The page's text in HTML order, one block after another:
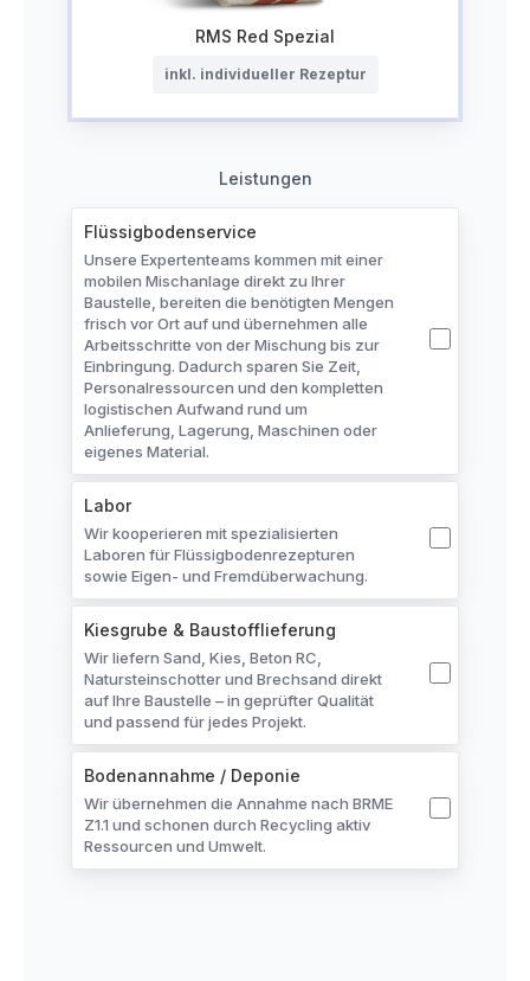
RMS Red Spezial
inkl. individueller Rezeptur
3
Palettenware
100 x 25kg
Big Pack
2.500kg
Lose Ware
2.500kg
Leistungen
Flüssigbodenservice
Unsere Expertenteams kommen mit einer
mobilen Mischanlage direkt zu Ihrer
Baustelle, bereiten die benötigten Mengen
frisch vor Ort auf und übernehmen alle
Arbeitsschritte von der Mischung bis zur
Einbringung. Dadurch sparen Sie Zeit,
Personalressourcen und den kompletten
logistischen Aufwand rund um
Anlieferung, Lagerung, Maschinen oder
eigenes Material.
Labor
Wir kooperieren mit spezialisierten
Laboren für Flüssigbodenrezepturen
sowie Eigen- und Fremdüberwachung.
Kiesgrube & Baustofflieferung
Wir liefern Sand, Kies, Beton RC,
Natursteinschotter und Brechsand direkt
auf Ihre Baustelle – in geprüfter Qualität
und passend für jedes Projekt.
Bodenannahme / Deponie
Wir übernehmen die Annahme nach BRME
Z1.1 und schonen durch Recycling aktiv
Ressourcen und Umwelt.